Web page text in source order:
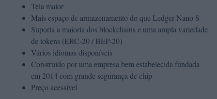
Tela maior
Mais espaço de armazenamento do que Ledger Nano S
Suporta a maioria dos blockchains e uma ampla variedade
de tokens (ERC-20 / BEP-20)
Vários idiomas disponíveis
Construído por uma empresa bem estabelecida fundada
em 2014 com grande segurança de chip
Preço acessível